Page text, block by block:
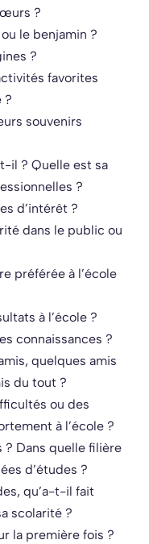
?
le benjamin ?
?
favorites
?
souvenirs
il ? Quelle est sa
?
d’intérêt ?
dans le public ou
préférée à l’école
à l’école ?
connaissances ?
quelques amis
du tout ?
ou des
à l’école ?
Dans quelle filière
d’études ?
qu’a-t-il fait
scolarité ?
la première fois ?